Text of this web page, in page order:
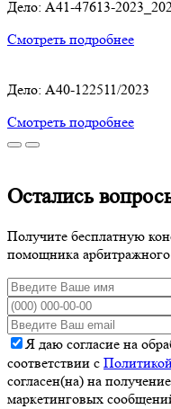
Дело: A41-47613-
Смотреть подробнее
Дело: А40-122511/2023
Смотреть подробнее
Остались
Получите бесплатную
помощника
Я даю согласие на
соответствии с
согласен(на) на
маркетинговых